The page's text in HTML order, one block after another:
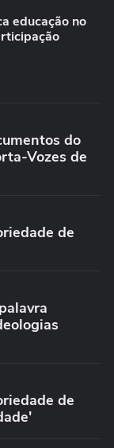
educação no
do
Vozes de
de
de